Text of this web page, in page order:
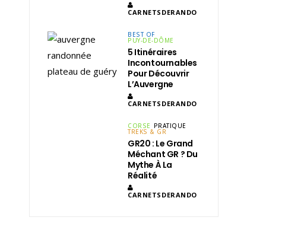
CARNETSDERANDO
BEST OF
PUY-DE-DÔME
5 Itinéraires
Incontournables
Pour Découvrir
L’Auvergne
CARNETSDERANDO
CORSE PRATIQUE
TREKS & GR
GR20 : Le Grand
Méchant GR ? Du
Mythe À La
Réalité
CARNETSDERANDO